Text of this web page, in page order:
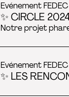
Evénement FEDEC
✨ CIRCLE
Notre projet
Evénement FEDEC
✨ LES